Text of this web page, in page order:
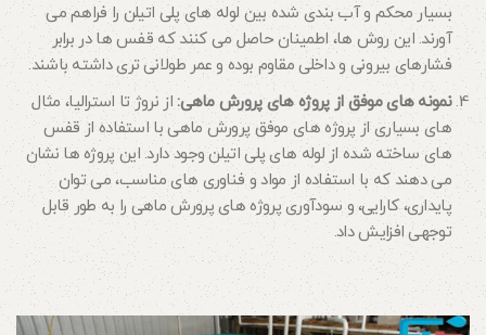
بسیار محکم و آب بندی شده بین لوله های پلی اتیلن را فراهم می
آورند. این روش ها، اطمینان حاصل می کنند که قفس ها در برابر
فشارهای بیرونی و داخلی مقاوم بوده و عمر طولانی تری داشته باشند.
نمونه های موفق از پروژه های پرورش ماهی:از نروژ تا استرالیا، مثال
های بسیاری از پروژه های موفق پرورش ماهی با استفاده از قفس
های ساخته شده از لوله های پلی اتیلن وجود دارد. این پروژه ها نشان
می دهند که با استفاده از مواد و فناوری های مناسب، می توان
پایداری، کارایی، و سودآوری پروژه های پرورش ماهی را به طور قابل
توجهی افزایش داد.